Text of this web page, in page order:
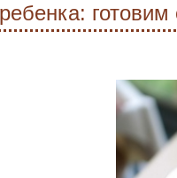
готовим